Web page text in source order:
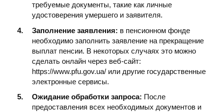
требуемые документы, такие как личные
удостоверения умершего и заявителя.
Заполнение заявления: в пенсионном фонде
необходимо заполнить заявление на прекращение
выплат пенсии. В некоторых случаях это можно
сделать онлайн через веб-сайт:
https://www.pfu.gov.ua/ или другие государственные
электронные сервисы.
Ожидание обработки запроса: После
предоставления всех необходимых документов и